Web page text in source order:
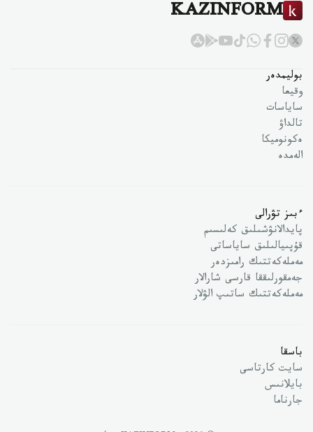
KAZINFORM
بوليمدەر
وقيعا
ساياسات
تالداۋ
ەكونوميكا
الەمدە
ءبىز تۋرالى
پايدالانۋشىلىق كەلىسىم
قۇپىيالىلىق ساياساتى
مەملەكەتتىك رامىزدەر
جەمقورلىققا قارسى شارالار
مەملەكەتتىك ساتىپ الۋلار
باسقا
سايت كارتاسى
بايلانىس
جارناما